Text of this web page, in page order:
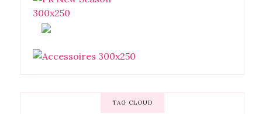
TAG CLOUD